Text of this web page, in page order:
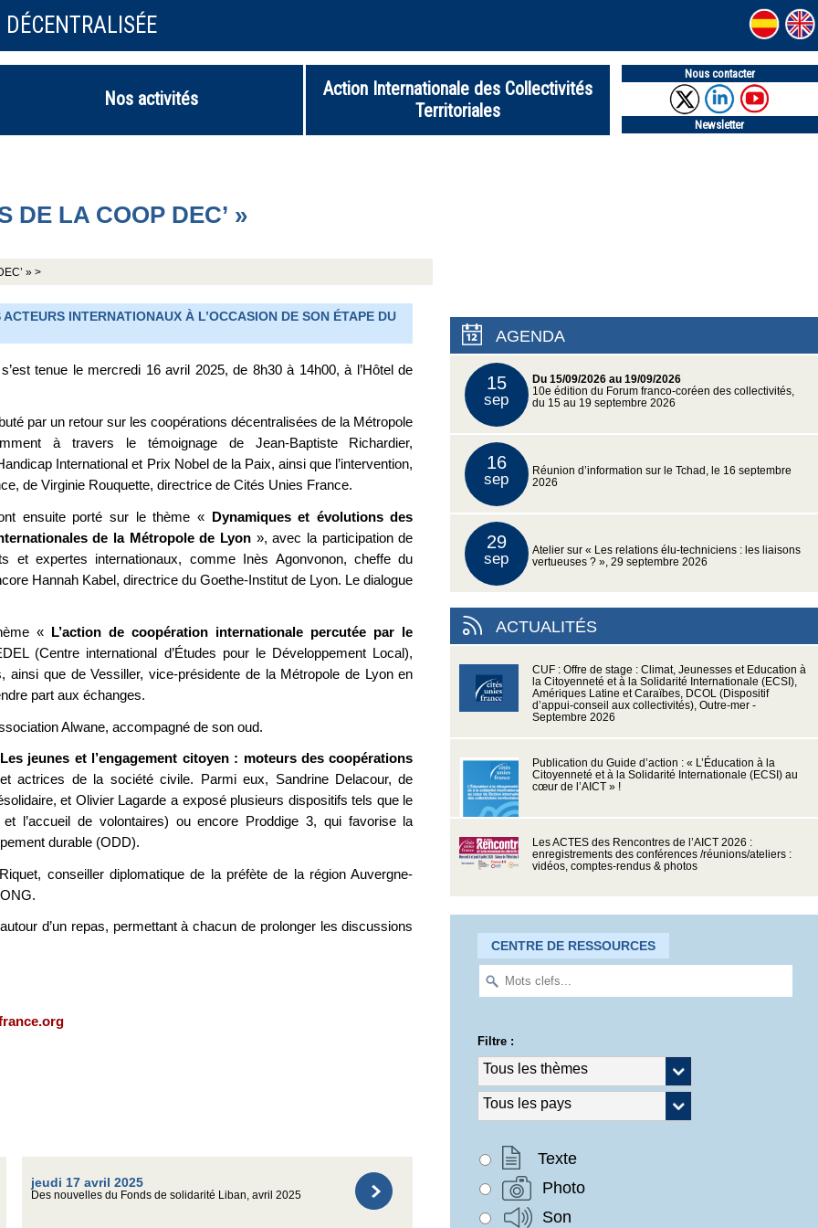
Nos activités
Action Internationale des Collectivités
Territoriales
Nous contacter
Newsletter
DE LA COOP DEC’ »
» >
INTERNATIONAUX À L’OCCASION DE SON ÉTAPE DU
tenue le mercredi 16 avril 2025, de 8h30 à 14h00, à l’Hôtel de
par un retour sur les coopérations décentralisées de la Métropole
à travers le témoignage de Jean-Baptiste Richardier,
International et Prix Nobel de la Paix, ainsi que l’intervention,
de Virginie Rouquette, directrice de Cités Unies France.
ensuite porté sur le thème « Dynamiques et évolutions des
de la Métropole de Lyon », avec la participation de
et expertes internationaux, comme Inès Agonvonon, cheffe du
Hannah Kabel, directrice du Goethe-Institut de Lyon. Le dialogue
« L’action de coopération internationale percutée par le
(Centre international d’Études pour le Développement Local),
ainsi que de Vessiller, vice-présidente de la Métropole de Lyon en
part aux échanges.
Alwane, accompagné de son oud.
Les jeunes et l’engagement citoyen : moteurs des coopérations
actrices de la société civile. Parmi eux, Sandrine Delacour, de
et Olivier Lagarde a exposé plusieurs dispositifs tels que le
l’accueil de volontaires) ou encore Proddige 3, qui favorise la
durable (ODD).
conseiller diplomatique de la préfète de la région Auvergne-
d’un repas, permettant à chacun de prolonger les discussions
jeudi 17 avril 2025
Des nouvelles du Fonds de solidarité Liban, avril 2025
AGENDA
15
sep
Du 15/09/2026 au 19/09/2026
10e édition du Forum franco-coréen des collectivités,
du 15 au 19 septembre 2026
16
sep
Réunion d’information sur le Tchad, le 16 septembre
2026
29
sep
Atelier sur « Les relations élu-techniciens : les liaisons
vertueuses ? », 29 septembre 2026
ACTUALITÉS
CUF : Offre de stage : Climat, Jeunesses et Education à
la Citoyenneté et à la Solidarité Internationale (ECSI),
Amériques Latine et Caraïbes, DCOL (Dispositif
d’appui-conseil aux collectivités), Outre-mer -
Septembre 2026
Publication du Guide d’action : « L’Éducation à la
Citoyenneté et à la Solidarité Internationale (ECSI) au
cœur de l’AICT » !
Les ACTES des Rencontres de l’AICT 2026 :
enregistrements des conférences /réunions/ateliers :
vidéos, comptes-rendus & photos
CENTRE DE RESSOURCES
Filtre :
Texte
Photo
Son